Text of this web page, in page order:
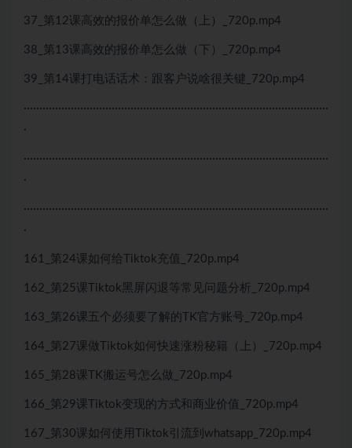
37_第12课高效的报价单怎么做（上）_720p.mp4
38_第13课高效的报价单怎么做（下）_720p.mp4
39_第14课打电话话术：跟客户说啥很关键_720p.mp4
·································································································
·
·································································································
·
·································································································
·
161_第24课如何给Tiktok充值_720p.mp4
162_第25课Tiktok黑屏闪退等常见问题分析_720p.mp4
163_第26课五个必须要了解的TK官方账号_720p.mp4
164_第27课做Tiktok如何快速涨粉秘籍（上）_720p.mp4
165_第28课TK搬运号怎么做_720p.mp4
166_第29课Tiktok变现的方式和商业价值_720p.mp4
167_第30课如何使用Tiktok引流到whatsapp_720p.mp4